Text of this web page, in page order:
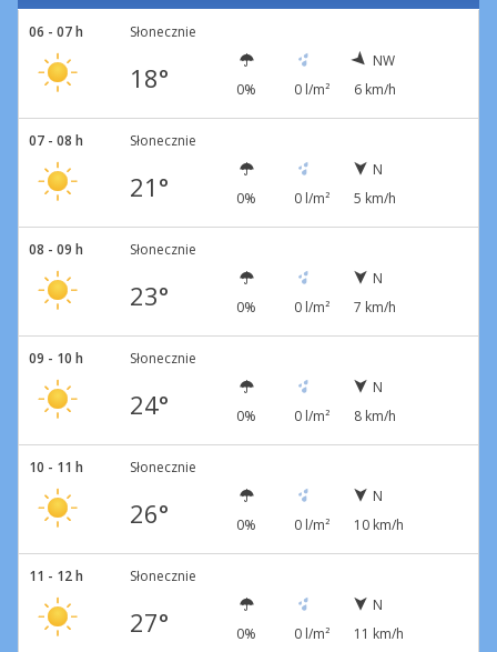
06 - 07 h Słonecznie
18° 0% 0 l/m²
NW
6 km/h
07 - 08 h Słonecznie
21° 0% 0 l/m²
N
5 km/h
08 - 09 h Słonecznie
23° 0% 0 l/m²
N
7 km/h
09 - 10 h Słonecznie
24° 0% 0 l/m²
N
8 km/h
10 - 11 h Słonecznie
26° 0% 0 l/m²
N
10 km/h
11 - 12 h Słonecznie
27° 0% 0 l/m²
N
11 km/h